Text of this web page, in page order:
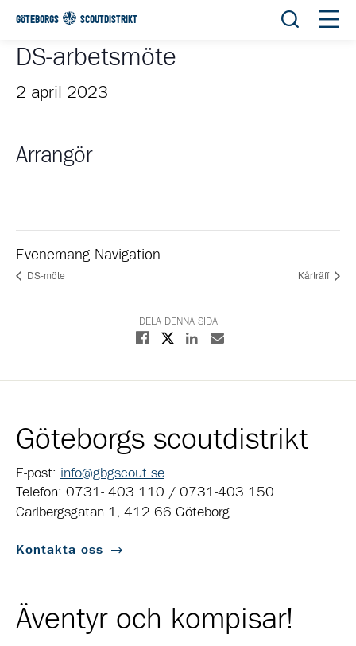
GÖTEBORGS SCOUTDISTRIKT Öppna
DS-arbetsmöte
2 april 2023
Arrangör
Evenemang Navigation
DS-möte Kårträff
DELA DENNA SIDA
Dela på Facebook
Dela på XDela på Linkedin
Dela med E-post
Göteborgs scoutdistrikt
E-post: info@gbgscout.se
Telefon: 0731- 403 110 / 0731-403 150
Carlbergsgatan 1, 412 66 Göteborg
Kontakta oss
Äventyr och kompisar!